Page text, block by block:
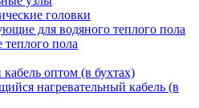
головки
для водяного теплого пола
пола
оптом (в бухтах)
нагревательный кабель (в